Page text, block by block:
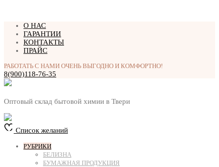
Перейти
содержимому
О НАС
ГАРАНТИИ
КОНТАКТЫ
ПРАЙС
РАБОТАТЬ С НАМИ ОЧЕНЬ ВЫГОДНО И КОМФОРТНО!
8(900)118-76-35
Оптовый склад бытовой химии в Твери
Список желаний
РУБРИКИ
БЕЛИЗНА
БУМАЖНАЯ ПРОДУКЦИЯ